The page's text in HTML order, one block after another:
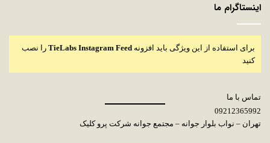
اینستاگرام ما
برای استفاده از این ویژگی باید افزونه TieLabs Instagram Feed را نصب
کنید
تماس با ما
09212365992
تهران – نواب بلوار جوانه – مجتمع جوانه شرکت پرو کلیک